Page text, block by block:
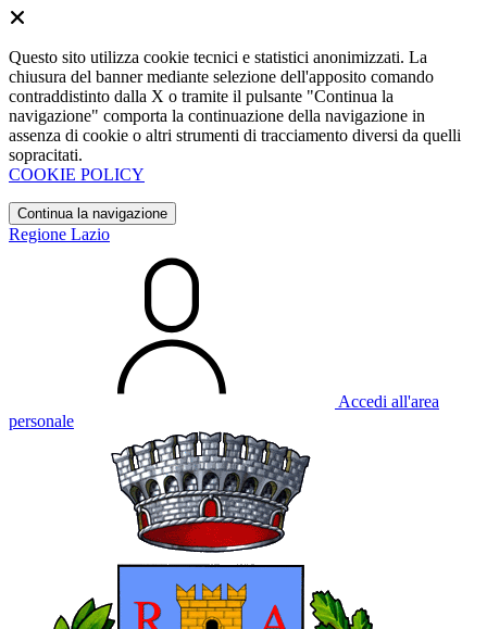
Questo sito utilizza cookie tecnici e statistici anonimizzati. La
chiusura del banner mediante selezione dell'apposito comando
contraddistinto dalla X o tramite il pulsante "Continua la
navigazione" comporta la continuazione della navigazione in
assenza di cookie o altri strumenti di tracciamento diversi da quelli
sopracitati.
COOKIE POLICY
Continua la navigazione
Regione Lazio
Accedi all'area
personale